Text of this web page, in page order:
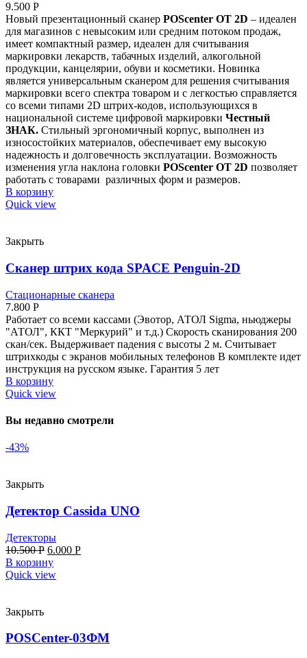
9.500 Р
Новый презентационный сканер POScenter OT 2D – идеален
для магазинов с невысоким или средним потоком продаж,
имеет компактный размер, идеален для считывания
маркировки лекарств, табачных изделий, алкогольной
продукции, канцелярии, обуви и косметики. Новинка
является универсальным сканером для решения считывания
маркировки всего спектра товаром и с легкостью справляется
со всеми типами 2D штрих-кодов, использующихся в
национальной системе цифровой маркировки Честный
ЗНАК. Стильный эргономичный корпус, выполнен из
износостойких материалов, обеспечивает ему высокую
надежность и долговечность эксплуатации. Возможность
изменения угла наклона головки POScenter OT 2D позволяет
работать с товарами различных форм и размеров.
В корзину
Quick view
Закрыть
Сканер штрих кода SPACE Penguin-2D
Стационарные сканера
7.800 Р
Работает со всеми кассами (Эвотор, АТОЛ Sigma, ньюджеры
"АТОЛ", ККТ "Меркурий" и т.д.) Скорость сканирования 200
скан/сек. Выдерживает падения с высоты 2 м. Считывает
штрихкоды с экранов мобильных телефонов В комплекте идет
инструкция на русском языке. Гарантия 5 лет
В корзину
Quick view
Вы недавно смотрели
-43%
Закрыть
Детектор Cassida UNO
Детекторы
10.500Р 6.000 Р
В корзину
Quick view
Закрыть
POSCenter-03ФМ